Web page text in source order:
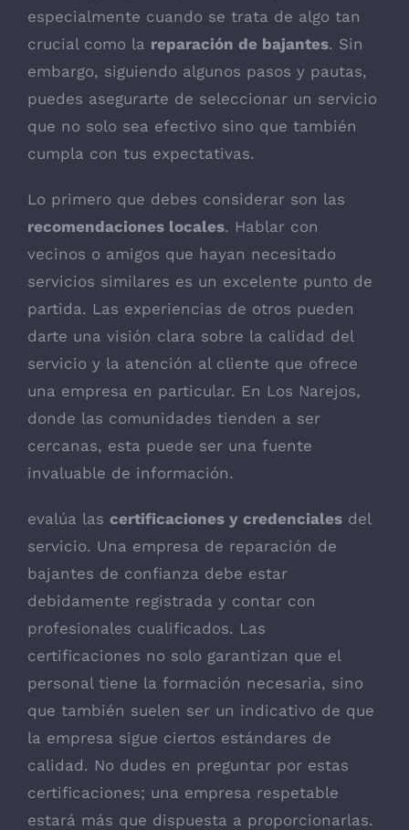
especialmente cuando se trata de algo tan
crucial como la reparación de bajantes. Sin
embargo, siguiendo algunos pasos y pautas,
puedes asegurarte de seleccionar un servicio
que no solo sea efectivo sino que también
cumpla con tus expectativas.
Lo primero que debes considerar son las
recomendaciones locales. Hablar con
vecinos o amigos que hayan necesitado
servicios similares es un excelente punto de
partida. Las experiencias de otros pueden
darte una visión clara sobre la calidad del
servicio y la atención al cliente que ofrece
una empresa en particular. En Los Narejos,
donde las comunidades tienden a ser
cercanas, esta puede ser una fuente
invaluable de información.
evalúa las certificaciones y credenciales del
servicio. Una empresa de reparación de
bajantes de confianza debe estar
debidamente registrada y contar con
profesionales cualificados. Las
certificaciones no solo garantizan que el
personal tiene la formación necesaria, sino
que también suelen ser un indicativo de que
la empresa sigue ciertos estándares de
calidad. No dudes en preguntar por estas
certificaciones; una empresa respetable
estará más que dispuesta a proporcionarlas.